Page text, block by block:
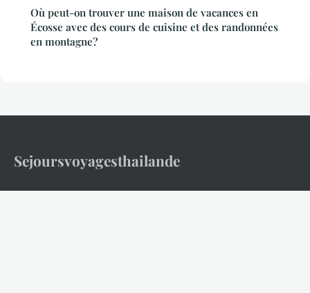
Où peut-on trouver une maison de vacances en
Écosse avec des cours de cuisine et des randonnées
en montagne?
Sejoursvoyagesthailande